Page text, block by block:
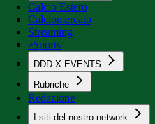
Calcio Estero
Calciomercato
Streaming
eSports
DDD X EVENTS
Rubriche
Redazione
I siti del nostro network